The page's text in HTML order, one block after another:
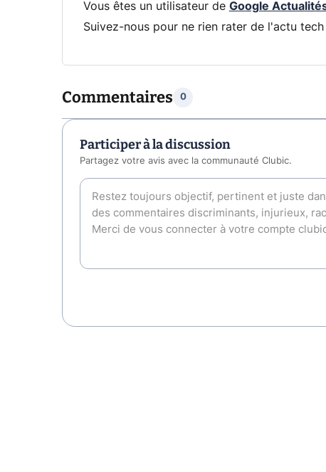
Vous êtes un utilisateur de Google
Suivez-nous pour ne rien rater de l'actu tech
Commentaires 0
Participer à la discussion
Partagez votre avis avec la communauté Clubic.